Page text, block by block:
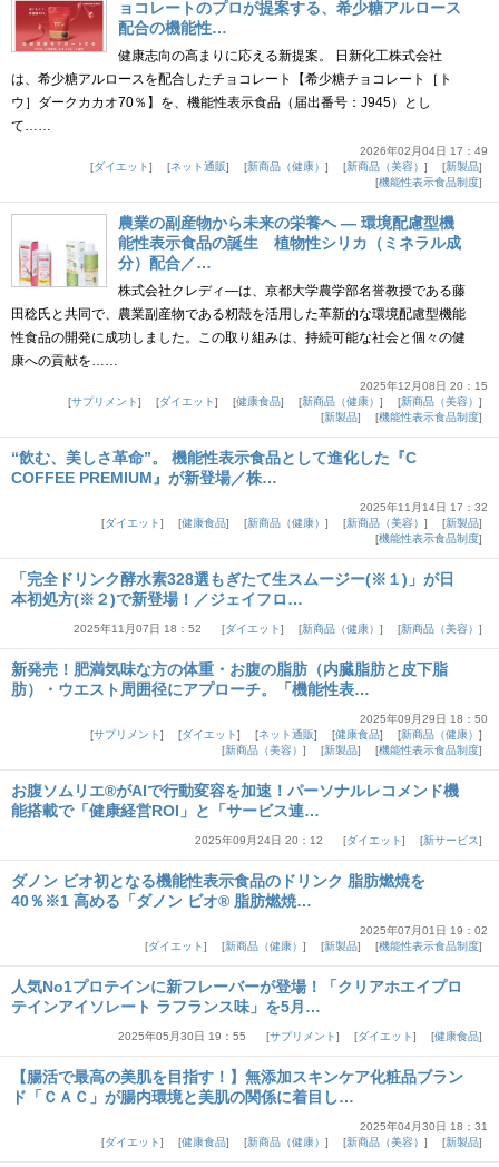
ョコレートのプロが提案する、希少糖アルロース
配合の機能性…
健康志向の高まりに応える新提案。 日新化工株式会社
は、希少糖アルロースを配合したチョコレート【希少糖チョコレート［ト
ウ］ダークカカオ70％】を、機能性表示食品（届出番号：J945）とし
て……
2026年02月04日 17：49
ダイエット
ネット通販 新商品（健康） 新商品（美容）
新製品
機能性表示食品制度
農業の副産物から未来の栄養へ — 環境配慮型機
能性表示食品の誕生 植物性シリカ（ミネラル成
分）配合／…
株式会社クレディ―は、京都大学農学部名誉教授である藤
田稔氏と共同で、農業副産物である籾殻を活用した革新的な環境配慮型機能
性食品の開発に成功しました。この取り組みは、持続可能な社会と個々の健
康への貢献を……
2025年12月08日 20：15
サプリメント
ダイエット 健康食品 新商品（健康）
新商品（美容）
新製品
機能性表示食品制度
“飲む、美しさ革命”。 機能性表示食品として進化した『C
COFFEE PREMIUM』が新登場／株…
2025年11月14日 17：32
ダイエット
健康食品 新商品（健康） 新商品（美容）
新製品
機能性表示食品制度
「完全ドリンク酵水素328選もぎたて生スムージー(※１)」が日
本初処方(※２)で新登場！／ジェイフロ…
2025年11月07日 18：52 ダイエット 新商品（健康） 新商品（美容）
新発売！肥満気味な方の体重・お腹の脂肪（内臓脂肪と皮下脂
肪）・ウエスト周囲径にアプローチ。「機能性表…
2025年09月29日 18：50
サプリメント
ダイエット ネット通販 健康食品
新商品（健康）
新商品（美容）
新製品 機能性表示食品制度
お腹ソムリエ®がAIで行動変容を加速！パーソナルレコメンド機
能搭載で「健康経営ROI」と「サービス連…
2025年09月24日 20：12 ダイエット 新サービス
ダノン ビオ初となる機能性表示食品のドリンク 脂肪燃焼を
40％※1 高める「ダノン ビオ® 脂肪燃焼…
2025年07月01日 19：02
ダイエット
新商品（健康） 新製品 機能性表示食品制度
人気No1プロテインに新フレーバーが登場！「クリアホエイプロ
テインアイソレート ラフランス味」を5月…
2025年05月30日 19：55 サプリメント ダイエット 健康食品
【腸活で最高の美肌を目指す！】無添加スキンケア化粧品ブラン
ド「ＣＡＣ」が腸内環境と美肌の関係に着目し…
2025年04月30日 18：31
ダイエット
健康食品 新商品（健康） 新商品（美容） 新製品